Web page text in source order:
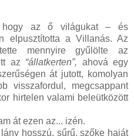
hogy az ő világukat – és
elpusztította a Villanás. Az
mennyire gyűlölte az
az “állatkerten”, ahová egy
át jutott, komolyan
visszafordul, megcsappant
hirtelen valami beleütközött
át ezen az... izén.
hosszú, sűrű, szőke haját